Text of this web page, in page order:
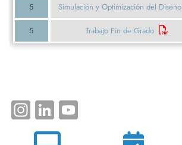
5 Simulación y Optimización del Diseño
5 Trabajo Fin de Grado
Instagram
LinkedIn